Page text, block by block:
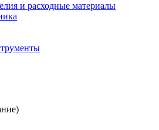
и расходные материалы